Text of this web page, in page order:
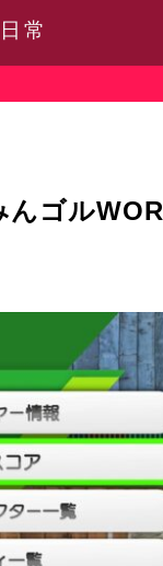
常
んゴル